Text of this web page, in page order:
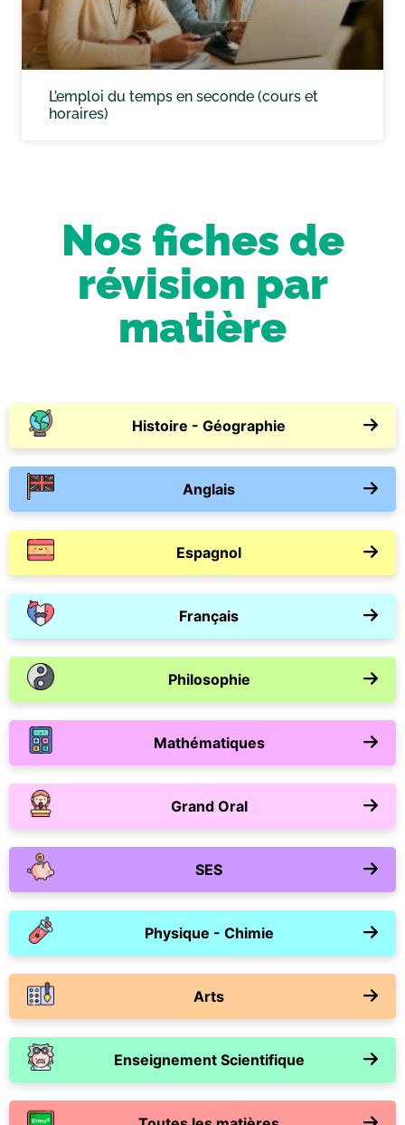
L’emploi du temps en seconde (cours et
horaires)
Nos fiches de
révision par
matière
Histoire - Géographie
Anglais
Espagnol
Français
Philosophie
Mathématiques
Grand Oral
SES
Physique - Chimie
Arts
Enseignement Scientifique